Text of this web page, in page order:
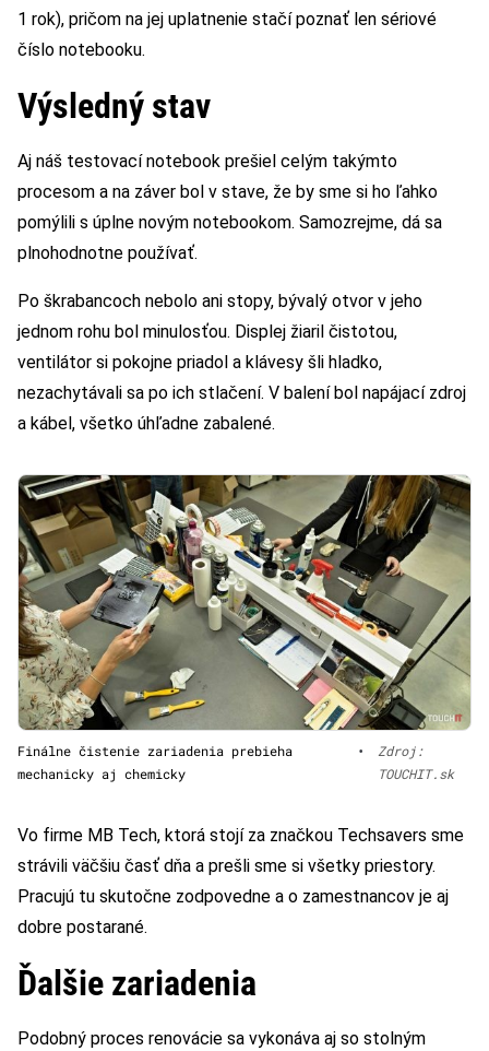
1 rok), pričom na jej uplatnenie stačí poznať len sériové
číslo notebooku.
Výsledný stav
Aj náš testovací notebook prešiel celým takýmto
procesom a na záver bol v stave, že by sme si ho ľahko
pomýlili s úplne novým notebookom. Samozrejme, dá sa
plnohodnotne používať.
Po škrabancoch nebolo ani stopy, bývalý otvor v jeho
jednom rohu bol minulosťou. Displej žiaril čistotou,
ventilátor si pokojne priadol a klávesy šli hladko,
nezachytávali sa po ich stlačení. V balení bol napájací zdroj
a kábel, všetko úhľadne zabalené.
Finálne čistenie zariadenia prebieha
mechanicky aj chemicky
•
Zdroj:
TOUCHIT.sk
Vo firme MB Tech, ktorá stojí za značkou Techsavers sme
strávili väčšiu časť dňa a prešli sme si všetky priestory.
Pracujú tu skutočne zodpovedne a o zamestnancov je aj
dobre postarané.
Ďalšie zariadenia
Podobný proces renovácie sa vykonáva aj so stolným